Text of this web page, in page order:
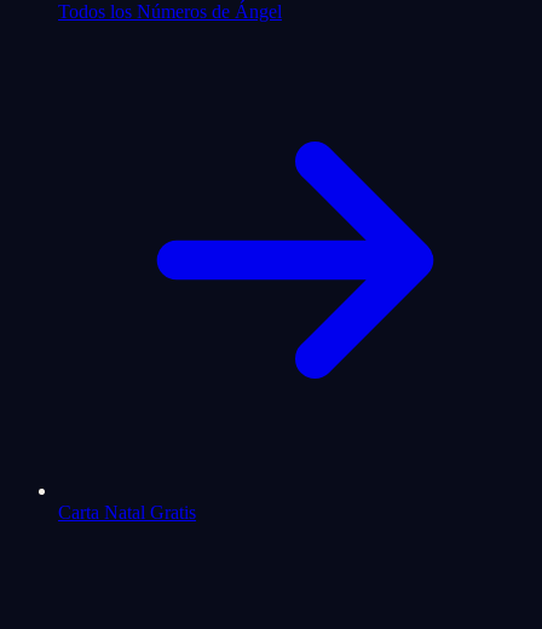
Todos los Números de Ángel
Carta Natal Gratis